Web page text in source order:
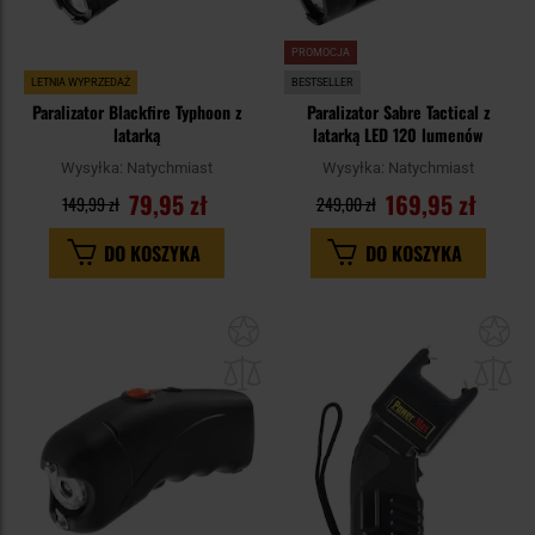
LETNIA WYPRZEDAŻ
Paralizator Blackfire Typhoon z
latarką
Wysyłka: Natychmiast
79,95 zł
149,99 zł
DO KOSZYKA
PROMOCJA
BESTSELLER
Paralizator Sabre Tactical z
latarką LED 120 lumenów
Wysyłka: Natychmiast
169,95 zł
249,00 zł
DO KOSZYKA